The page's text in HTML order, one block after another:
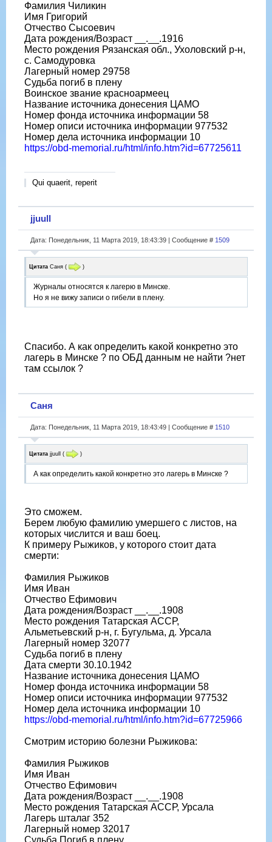
Фамилия Чиликин
Имя Григорий
Отчество Сысоевич
Дата рождения/Возраст __.__.1916
Место рождения Рязанская обл., Ухоловский р-н,
с. Самодуровка
Лагерный номер 29758
Судьба погиб в плену
Воинское звание красноармеец
Название источника донесения ЦАМО
Номер фонда источника информации 58
Номер описи источника информации 977532
Номер дела источника информации 10
https://obd-memorial.ru/html/info.htm?id=67725611
Qui quaerit, reperit
jjuull
Дата: Понедельник, 11 Марта 2019, 18:43:39 | Сообщение # 1509
Цитата Саня ( )
Журналы относятся к лагерю в Минске.
Но я не вижу записи о гибели в плену.
Спасибо. А как определить какой конкретно это
лагерь в Минске ? по ОБД данным не найти ?нет
там ссылок ?
Саня
Дата: Понедельник, 11 Марта 2019, 18:43:49 | Сообщение # 1510
Цитата jjuull ( )
А как определить какой конкретно это лагерь в Минске ?
Это сможем.
Берем любую фамилию умершего с листов, на
которых числится и ваш боец.
К примеру Рыжиков, у которого стоит дата
смерти:
Фамилия Рыжиков
Имя Иван
Отчество Ефимович
Дата рождения/Возраст __.__.1908
Место рождения Татарская АССР,
Альметьевский р-н, г. Бугульма, д. Урсала
Лагерный номер 32077
Судьба погиб в плену
Дата смерти 30.10.1942
Название источника донесения ЦАМО
Номер фонда источника информации 58
Номер описи источника информации 977532
Номер дела источника информации 10
https://obd-memorial.ru/html/info.htm?id=67725966
Смотрим историю болезни Рыжикова:
Фамилия Рыжиков
Имя Иван
Отчество Ефимович
Дата рождения/Возраст __.__.1908
Место рождения Татарская АССР, Урсала
Лагерь шталаг 352
Лагерный номер 32017